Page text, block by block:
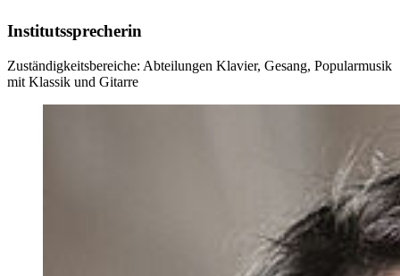
Institutssprecherin
Zuständigkeitsbereiche: Abteilungen Klavier, Gesang, Popularmusik
mit Klassik und Gitarre